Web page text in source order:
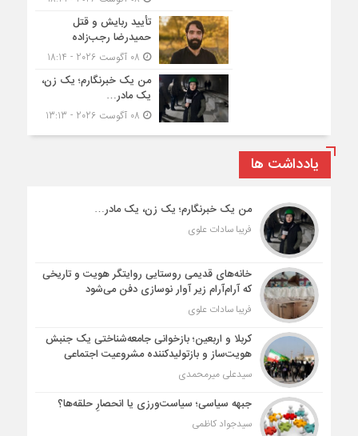
تأیید ربایش و قتل
حمیدرضا رجب‌زاده
من یک خبرنگارم؛ یک زن،
یک مادر…
یادداشت ها
من یک خبرنگارم؛ یک زن، یک مادر…
فریبا سادات علوی
خانه‌های قدیمی روستایی روایتگر هویت و تاریخی
که آرام‌آرام زیر آوار نوسازی دفن می‌شود
فریبا سادات علوی
کربلا و اربعین؛ بازخوانی جامعه‌شناختی یک جنبش
هویت‌ساز و بازتولیدکننده مشروعیت اجتماعی
سیدعلی میرمحمدی
جبهه سیاسی؛ سیاست‌ورزی یا انحصارِ حلقه‌ها؟
سیدجواد کاظمی